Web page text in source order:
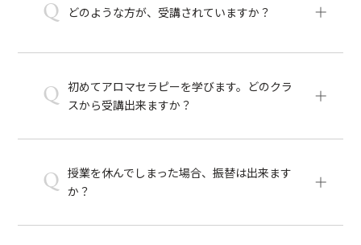
Q どのような方が、受講されていますか？
Q 初めてアロマセラピーを学びます。どのクラ
スから受講出来ますか？
Q 授業を休んでしまった場合、振替は出来ます
か？